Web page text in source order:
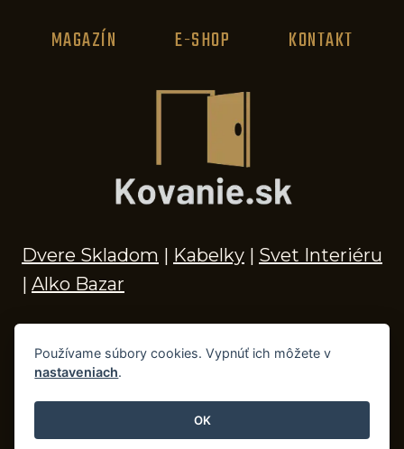
MAGAZÍN E-SHOP KONTAKT
Dvere Skladom | Kabelky | Svet Interiéru
| Alko Bazar
© 2026 Kľučky na dvere, madlá, kovania,
doplnky do kúpeľne a príslušenstvo
Používame súbory cookies. Vypnúť ich môžete v
nastaveniach.
OK